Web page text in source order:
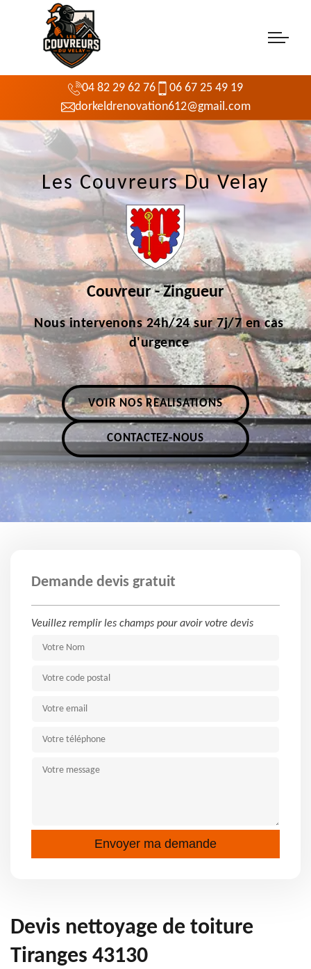
04 82 29 62 76
06 67 25 49 19
dorkeldrenovation612@gmail.com
Les Couvreurs Du Velay
Couvreur - Zingueur
Nous intervenons 24h/24 sur 7j/7 en cas
d'urgence
VOIR NOS RÉALISATIONS
CONTACTEZ-NOUS
Demande devis gratuit
Veuillez remplir les champs pour avoir votre devis
Devis nettoyage de toiture
Tiranges 43130